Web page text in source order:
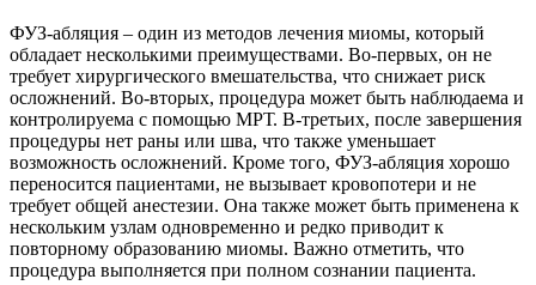
ФУЗ-абляция – один из методов лечения миомы, который
обладает несколькими преимуществами. Во-первых, он не
требует хирургического вмешательства, что снижает риск
осложнений. Во-вторых, процедура может быть наблюдаема и
контролируема с помощью МРТ. В-третьих, после завершения
процедуры нет раны или шва, что также уменьшает
возможность осложнений. Кроме того, ФУЗ-абляция хорошо
переносится пациентами, не вызывает кровопотери и не
требует общей анестезии. Она также может быть применена к
нескольким узлам одновременно и редко приводит к
повторному образованию миомы. Важно отметить, что
процедура выполняется при полном сознании пациента.